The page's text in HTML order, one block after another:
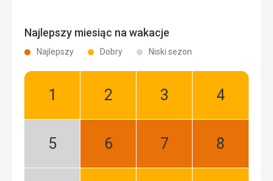
Najlepszy miesiąc na wakacje
Najlepszy Dobry Niski sezon
Styczeń:
Luty:
Marzec:
Kwiecień:
Maj:
Czerwiec:
Lipiec:
Sierpień: